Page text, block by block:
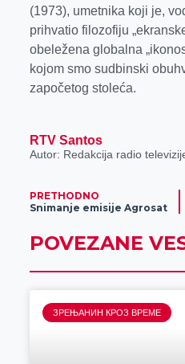
(1973), umetnika koji je,
prihvatio filozofiju
obeležena globalna
kojom smo sudbinski
započetog stoleća.
RTV Santos
Autor: Redakcija radio
PRETHODNO
Snimanje emisije Agrosat
POVEZANE
ЗРЕЊАНИН КРОЗ ВРЕМЕ